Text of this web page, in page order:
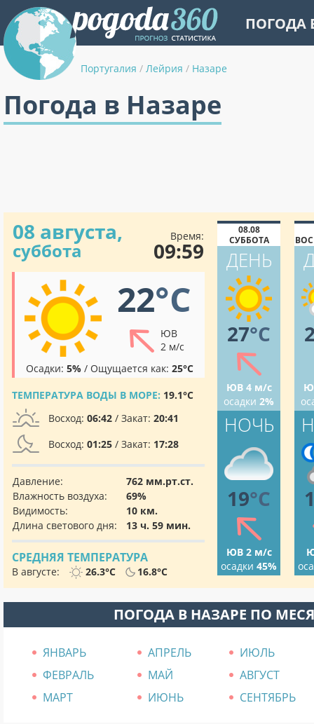
ПОГОДА
Португалия / Лейрия / Назаре
Погода в Назаре
08 августа,
суббота
Время:
09:59
22°C
ЮВ
2 м/с
Осадки: 5% / Ощущается как: 25°C
ТЕМПЕРАТУРА ВОДЫ В МОРЕ: 19.1°C
Восход: 06:42 / Закат: 20:41
Восход: 01:25 / Закат: 17:28
Давление:
762 мм.рт.ст.
Влажность воздуха:
69%
Видимость:
10 км.
Длина светового дня:
13 ч. 59 мин.
СРЕДНЯЯ ТЕМПЕРАТУРА
В августе: 26.3°C 16.8°C
08.08
СУББОТА
ДЕНЬ
27°C
ЮВ 4 м/с
осадки 2%
НОЧЬ
19°C
ЮВ 2 м/с
осадки 45%
ПОГОДА В НАЗАРЕ ПО
ЯНВАРЬ АПРЕЛЬ
ИЮЛЬ
ФЕВРАЛЬ
МАЙ
АВГУСТ
МАРТ
ИЮНЬ СЕНТЯБРЬ